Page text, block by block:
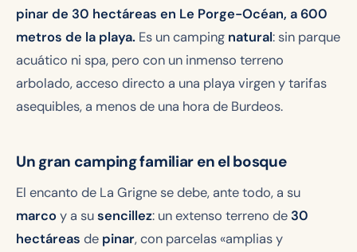
pinar de 30 hectáreas en Le Porge-Océan, a 600
metros de la playa. Es un camping natural: sin parque
acuático ni spa, pero con un inmenso terreno
arbolado, acceso directo a una playa virgen y tarifas
asequibles, a menos de una hora de Burdeos.
Un gran camping familiar en el bosque
El encanto de La Grigne se debe, ante todo, a su
marcoy a susencillez: un extenso terreno de 30
hectáreas de pinar, con parcelas «amplias y